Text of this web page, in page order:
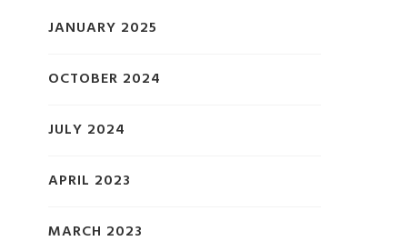
JANUARY 2025
OCTOBER 2024
JULY 2024
APRIL 2023
MARCH 2023